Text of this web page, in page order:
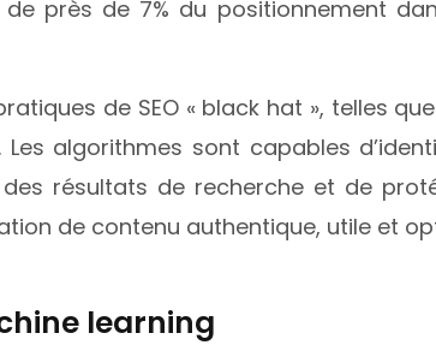
près de 7% du positionnement
de SEO « black hat », telles
algorithmes sont capables
résultats de recherche et de
de contenu authentique, utile et
learning